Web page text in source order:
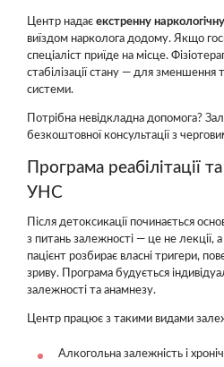
Центр надає екстренну
виїздом нарколога додому. Якщо
спеціаліст приїде на місце.
стабілізації стану — для зменшення
системи.
Потрібна невідкладна допомога?
безкоштовної консультації з
Програма реабілітації
УНС
Після детоксикації починається
з питань залежності — це не лекції, а
пацієнт розбирає власні тригери,
зриву. Програма будується
залежності та анамнезу.
Центр працює з такими видами
Алкогольна залежність і